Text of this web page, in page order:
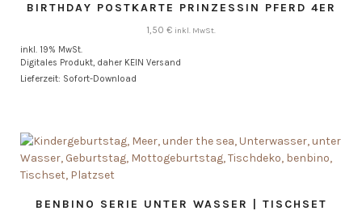
BIRTHDAY POSTKARTE PRINZESSIN PFERD 4ER
1,50 € inkl. MwSt.
inkl. 19% MwSt.
Digitales Produkt, daher KEIN Versand
Lieferzeit: Sofort-Download
BENBINO SERIE UNTER WASSER | TISCHSET